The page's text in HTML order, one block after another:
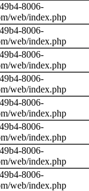
8006-
web/index.php
8006-
web/index.php
8006-
web/index.php
8006-
web/index.php
8006-
web/index.php
8006-
web/index.php
8006-
web/index.php
8006-
web/index.php